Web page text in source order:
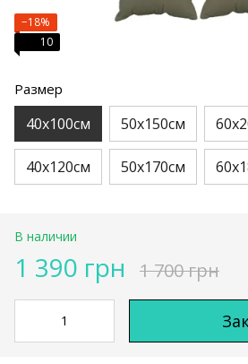
−18%
10
Размер
40х100см 50х150см
40х120см 50х170см
В наличии
1 390 грн 1 700 грн